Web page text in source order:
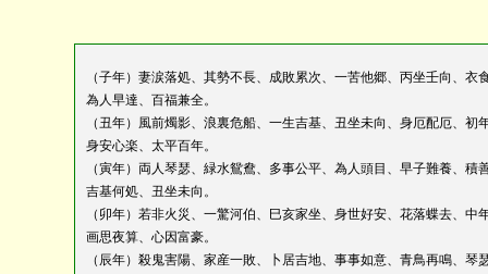
（子年）妻涙落処、其勢不長、成敗累次、一苦他郷、丙坐壬向、衣
為人早達、百福兼全。
（丑年）風前燭影、浪裏危船、一生吉基、丑坐未向、身厄配厄、初
身安心楽、太平百年。
（寅年）両人琴瑟、緑水鴛鴦、多事公平、為人頭目、早子難養、積
吉基何処、丑坐未向。
（卯年）若非火災、一驚河伯、巳亥家坐、身世好安、花落蝶去、中
画思夜算、心因富豪。
（辰年）殺鬼害陽、家産一敗、卜居吉地、事事如意、青鳥再鳴、琴